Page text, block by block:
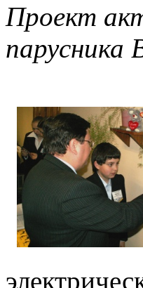
Проект
парусника